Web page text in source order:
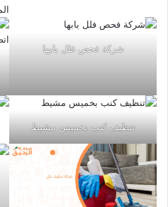
شركة فحص فلل بابها
تنظيف كنب بخميس مشيط